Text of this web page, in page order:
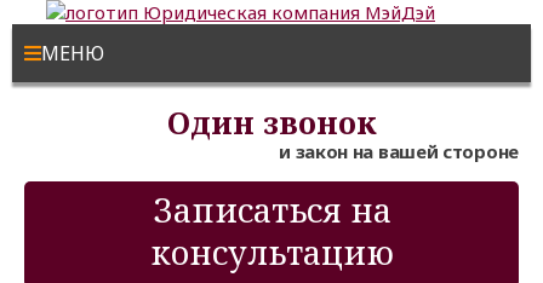
МЕНЮ
Один звонок
и закон на вашей стороне
Записаться на
консультацию